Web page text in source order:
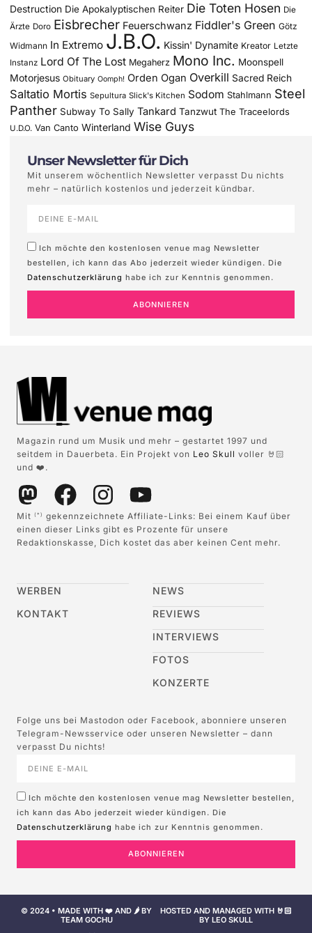
Destruction Die Apokalyptischen Reiter Die Toten Hosen Die
Ärzte Doro Eisbrecher Feuerschwanz Fiddler's Green Götz
Widmann In Extremo J.B.O. Kissin' Dynamite Kreator Letzte
Instanz Lord Of The Lost Megaherz Mono Inc. Moonspell
Motorjesus Obituary Oomph! Orden Ogan Overkill Sacred Reich
Saltatio Mortis Sepultura Slick's Kitchen Sodom Stahlmann Steel
Panther Subway To Sally Tankard Tanzwut The Traceelords
U.D.O. Van Canto Winterland Wise Guys
Unser Newsletter für Dich
Mit unserem wöchentlich Newsletter verpasst Du nichts
mehr – natürlich kostenlos und jederzeit kündbar.
Ich möchte den kostenlosen venue mag Newsletter
bestellen, ich kann das Abo jederzeit wieder kündigen. Die
Datenschutzerklärung habe ich zur Kenntnis genommen.
ABONNIEREN
Magazin rund um Musik und mehr – gestartet 1997 und
seitdem in Dauerbeta. Ein Projekt von Leo Skull voller 🤘🏻
und ❤️.
Mit (*)
gekennzeichnete Affiliate-Links: Bei einem Kauf über
einen dieser Links gibt es Prozente für unsere
Redaktionskasse, Dich kostet das aber keinen Cent mehr.
WERBEN
KONTAKT
NEWS
REVIEWS
INTERVIEWS
FOTOS
KONZERTE
Folge uns bei Mastodon oder Facebook, abonniere unseren
Telegram-Newsservice oder unseren Newsletter – dann
verpasst Du nichts!
Ich möchte den kostenlosen venue mag Newsletter bestellen,
ich kann das Abo jederzeit wieder kündigen. Die
Datenschutzerklärung habe ich zur Kenntnis genommen.
ABONNIEREN
© 2024 • MADE WITH ❤️ AND 🌶️ BY
TEAM GOCHU
HOSTED AND MANAGED WITH 🤘🏻
BY LEO SKULL